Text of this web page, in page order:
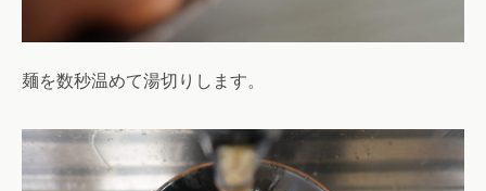
麺を数秒温めて湯切りします。